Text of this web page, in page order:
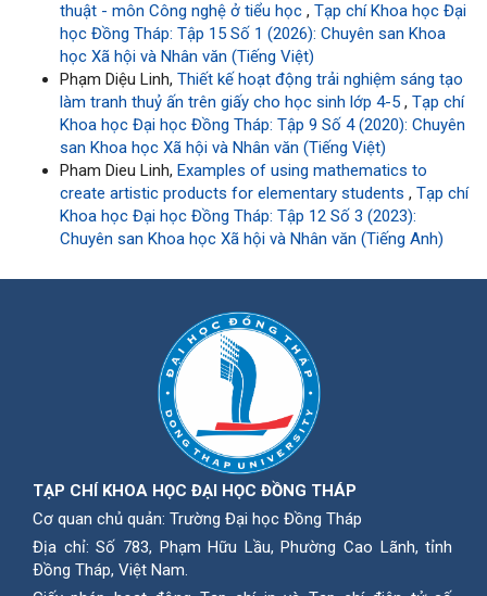
thuật - môn Công nghệ ở tiểu học , Tạp chí Khoa học Đại
học Đồng Tháp: Tập 15 Số 1 (2026): Chuyên san Khoa
học Xã hội và Nhân văn (Tiếng Việt)
Phạm Diệu Linh, Thiết kế hoạt động trải nghiệm sáng tạo
làm tranh thuỷ ấn trên giấy cho học sinh lớp 4-5 , Tạp chí
Khoa học Đại học Đồng Tháp: Tập 9 Số 4 (2020): Chuyên
san Khoa học Xã hội và Nhân văn (Tiếng Việt)
Pham Dieu Linh, Examples of using mathematics to
create artistic products for elementary students , Tạp chí
Khoa học Đại học Đồng Tháp: Tập 12 Số 3 (2023):
Chuyên san Khoa học Xã hội và Nhân văn (Tiếng Anh)
TẠP CHÍ KHOA HỌC ĐẠI HỌC ĐỒNG THÁP
Cơ quan chủ quản: Trường Đại học Đồng Tháp
Địa chỉ: Số 783, Phạm Hữu Lầu, Phường Cao Lãnh, tỉnh
Ðồng Tháp, Việt Nam.